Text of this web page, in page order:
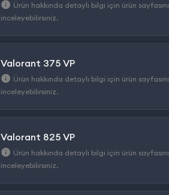
Ürün hakkında detaylı bilgi için ürün sayfasını
inceleyebilirsiniz.
Valorant 375 VP
Ürün hakkında detaylı bilgi için ürün sayfasını
inceleyebilirsiniz.
Valorant 825 VP
Ürün hakkında detaylı bilgi için ürün sayfasını
inceleyebilirsiniz.